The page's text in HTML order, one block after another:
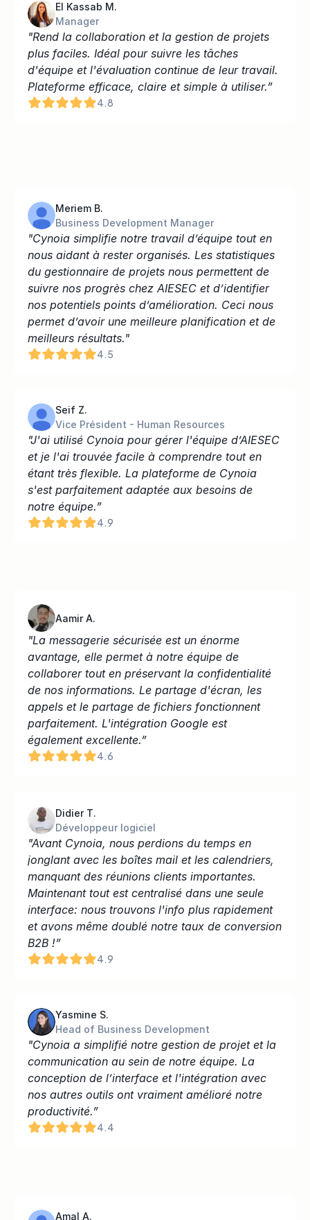
El Kassab M.
Manager
"Rend la collaboration et la gestion de projets
plus faciles. Idéal pour suivre les tâches
d'équipe et l'évaluation continue de leur travail.
Plateforme efficace, claire et simple à utiliser.”
4.8
Meriem B.
Business Development Manager
"Cynoia simplifie notre travail d’équipe tout en
nous aidant à rester organisés. Les statistiques
du gestionnaire de projets nous permettent de
suivre nos progrès chez AIESEC et d’identifier
nos potentiels points d’amélioration. Ceci nous
permet d’avoir une meilleure planification et de
meilleurs résultats."
4.5
Seif Z.
Vice Président - Human Resources
"J'ai utilisé Cynoia pour gérer l'équipe d’AIESEC
et je l'ai trouvée facile à comprendre tout en
étant très flexible. La plateforme de Cynoia
s'est parfaitement adaptée aux besoins de
notre équipe.”
4.9
Aamir A.
"La messagerie sécurisée est un énorme
avantage, elle permet à notre équipe de
collaborer tout en préservant la confidentialité
de nos informations. Le partage d'écran, les
appels et le partage de fichiers fonctionnent
parfaitement. L'intégration Google est
également excellente.”
4.6
Didier T.
Développeur logiciel
"Avant Cynoia, nous perdions du temps en
jonglant avec les boîtes mail et les calendriers,
manquant des réunions clients importantes.
Maintenant tout est centralisé dans une seule
interface: nous trouvons l'info plus rapidement
et avons même doublé notre taux de conversion
B2B !”
4.9
Yasmine S.
Head of Business Development
"Cynoia a simplifié notre gestion de projet et la
communication au sein de notre équipe. La
conception de l’interface et l'intégration avec
nos autres outils ont vraiment amélioré notre
productivité.”
4.4
Amal A.